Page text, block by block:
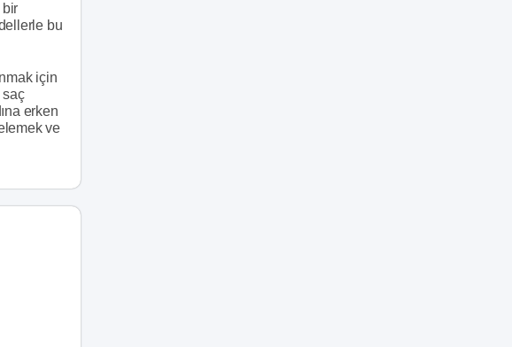
bir
bu
için
saç
erken
ve